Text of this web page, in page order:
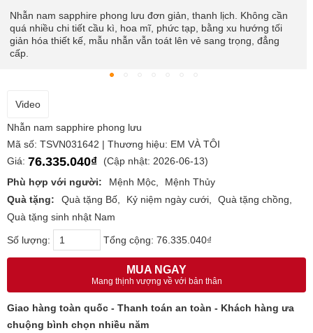
Nhẫn nam sapphire phong lưu đơn giản, thanh lịch. Không cần
quá nhiều chi tiết cầu kì, hoa mĩ, phức tạp, bằng xu hướng tối
giản hóa thiết kế, mẫu nhẫn vẫn toát lên vẻ sang trọng, đẳng
cấp.
Video
Nhẫn nam sapphire phong lưu
Mã số: TSVN031642 | Thương hiệu: EM VÀ TÔI
Giá: 76.335.040₫
(Cập nhật: 2026-06-13)
Phù hợp với người:
Mệnh Mộc
Mệnh Thủy
Quà tặng:
Quà tặng Bố Kỷ niệm ngày cưới
Quà tặng chồng
Quà tặng sinh nhật Nam
Số lượng: Tổng cộng: 76.335.040₫
MUA NGAY
Mang thịnh vượng về với bản thân
Giao hàng toàn quốc - Thanh toán an toàn - Khách hàng ưa
chuộng bình chọn nhiều năm